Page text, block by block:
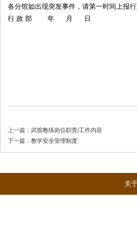
各分馆如出现突发事件，请第一时间上报行
行 政 部 年 月 日
上一篇： 武馆教练岗位职责/工作内容
下一篇： 教学安全管理制度
关